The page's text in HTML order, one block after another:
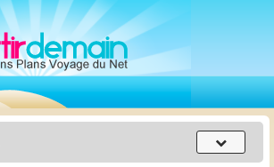
Menu
principal